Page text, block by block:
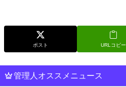
ポスト URLコピー
管理人オススメニュース